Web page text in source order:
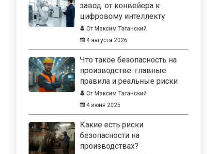
завод: от конвейера к
цифровому интеллекту
От Максим Таганский
4 августа 2026
Что такое безопасность на
производстве: главные
правила и реальные риски
От Максим Таганский
4 июня 2025
Какие есть риски
безопасности на
производствах?